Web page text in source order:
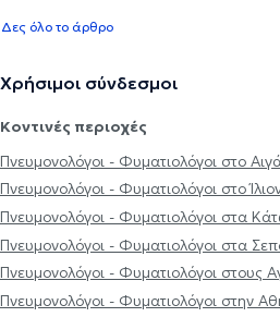
Δες όλο το άρθρο
Χρήσιμοι σύνδεσμοι
Κοντινές περιοχές
Πνευμονολόγοι - Φυματιολόγοι στο
Πνευμονολόγοι - Φυματιολόγοι στο
Πνευμονολόγοι - Φυματιολόγοι στα
Πνευμονολόγοι - Φυματιολόγοι στα
Πνευμονολόγοι - Φυματιολόγοι στους
Πνευμονολόγοι - Φυματιολόγοι στην